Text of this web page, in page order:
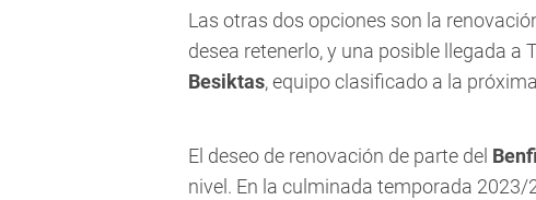
Las otras dos opciones son la
desea retenerlo, y una posible llegada a
Besiktas, equipo clasificado a la
El deseo de renovación de parte del
nivel. En la culminada temporada